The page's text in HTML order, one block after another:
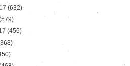
(632)
(456)